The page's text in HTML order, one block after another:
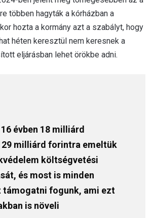
többen hagyták a kórházban a
hozta a kormány azt a szabályt, hogy
héten keresztül nem keresnek a
eljárásban lehet örökbe adni.
évben 18 milliárd
milliárd forintra emeltük
költségvetési
és most is minden
támogatni fogunk, ami ezt
is növeli